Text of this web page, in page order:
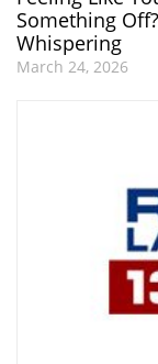
Something
Whispering
March 24, 2026